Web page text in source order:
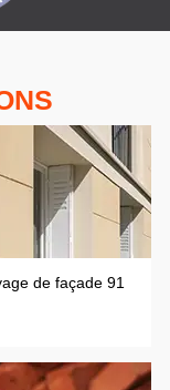
de façade 91